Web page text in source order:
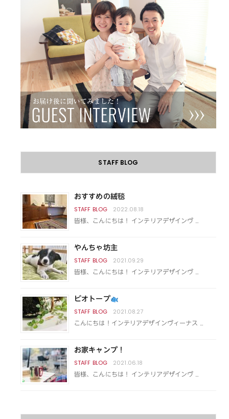
STAFF BLOG
おすすめの絨毯
2022.08.18
皆様、こんにちは！ インテリアデザインヴ …
やんちゃ坊主
2021.09.29
皆様、こんにちは！ インテリアデザインヴ …
ビオトープ
2021.08.27
こんにちは！インテリアデザインヴィーナス …
お家キャンプ！
2021.06.18
皆様、こんにちは！ インテリアデザインヴ …